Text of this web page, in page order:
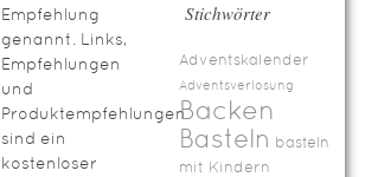
Empfehlung
genannt. Links,
Empfehlungen
und
Produktempfehlungen
sind ein
kostenloser
Stichwörter
Adventskalender
Adventsverlosung
Backen
Basteln basteln
mit Kindern